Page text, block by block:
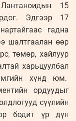
15
Эдгээр 17
гадна
шалтгаалан өөр
төмөр, хайлуур
харьцуулбал
хүнд юм.
ордуудыг
сүүлийн
бодит үр дүн